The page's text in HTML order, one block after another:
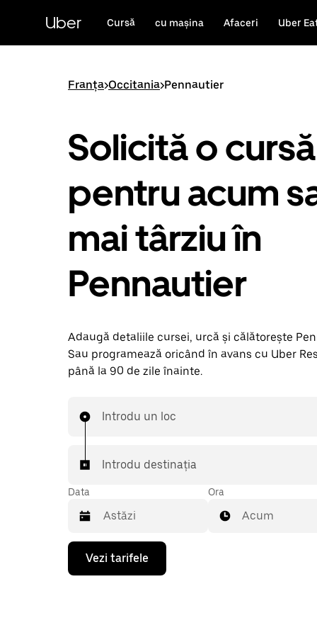
conținutul
principal
Uber Cursă cu mașina Afaceri Uber
Franța>Occitania>Pennautier
Solicită o cursă
pentru acum
mai târziu în
Pennautier
Adaugă detaliile cursei, urcă și călătorește
Sau programează oricând în avans cu Uber
până la 90 de zile înainte.
Introdu un loc
Introdu destinația
Data
Pentru
deschide
Ora
Acum
Vezi tarifele